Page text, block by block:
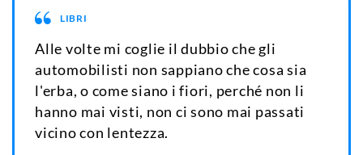
LIBRI
Alle volte mi coglie il dubbio che gli
automobilisti non sappiano che cosa sia
l'erba, o come siano i fiori, perché non li
hanno mai visti, non ci sono mai passati
vicino con lentezza.